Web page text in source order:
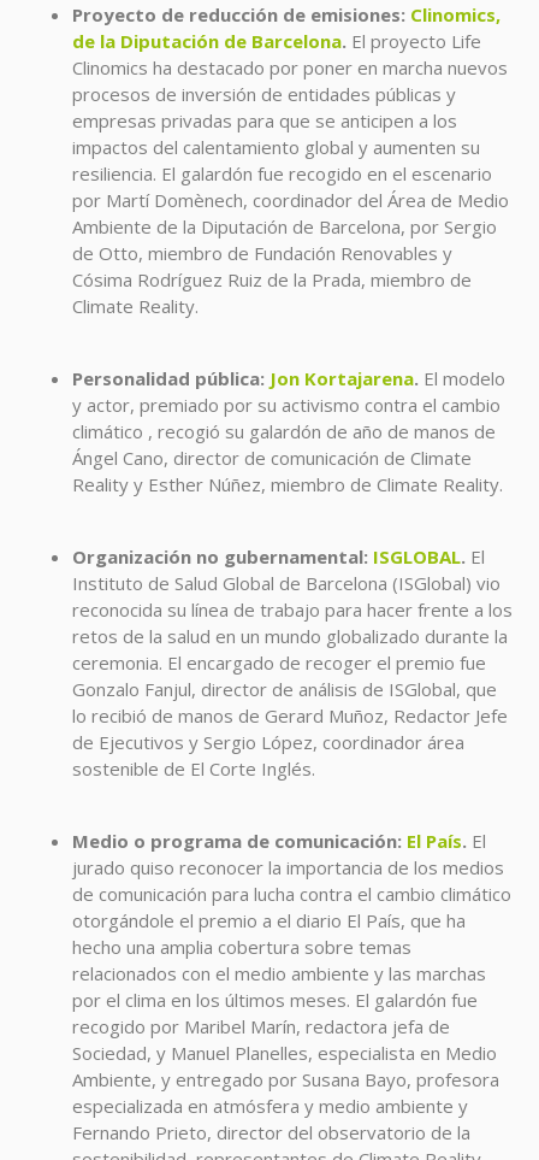
Proyecto de reducción de emisiones: Clinomics,
de la Diputación de Barcelona. El proyecto Life
Clinomics ha destacado por poner en marcha nuevos
procesos de inversión de entidades públicas y
empresas privadas para que se anticipen a los
impactos del calentamiento global y aumenten su
resiliencia. El galardón fue recogido en el escenario
por Martí Domènech, coordinador del Área de Medio
Ambiente de la Diputación de Barcelona, por Sergio
de Otto, miembro de Fundación Renovables y
Cósima Rodríguez Ruiz de la Prada, miembro de
Climate Reality.
Personalidad pública: Jon Kortajarena. El modelo
y actor, premiado por su activismo contra el cambio
climático , recogió su galardón de año de manos de
Ángel Cano, director de comunicación de Climate
Reality y Esther Núñez, miembro de Climate Reality.
Organización no gubernamental: ISGLOBAL. El
Instituto de Salud Global de Barcelona (ISGlobal) vio
reconocida su línea de trabajo para hacer frente a los
retos de la salud en un mundo globalizado durante la
ceremonia. El encargado de recoger el premio fue
Gonzalo Fanjul, director de análisis de ISGlobal, que
lo recibió de manos de Gerard Muñoz, Redactor Jefe
de Ejecutivos y Sergio López, coordinador área
sostenible de El Corte Inglés.
Medio o programa de comunicación: El País. El
jurado quiso reconocer la importancia de los medios
de comunicación para lucha contra el cambio climático
otorgándole el premio a el diario El País, que ha
hecho una amplia cobertura sobre temas
relacionados con el medio ambiente y las marchas
por el clima en los últimos meses. El galardón fue
recogido por Maribel Marín, redactora jefa de
Sociedad, y Manuel Planelles, especialista en Medio
Ambiente, y entregado por Susana Bayo, profesora
especializada en atmósfera y medio ambiente y
Fernando Prieto, director del observatorio de la